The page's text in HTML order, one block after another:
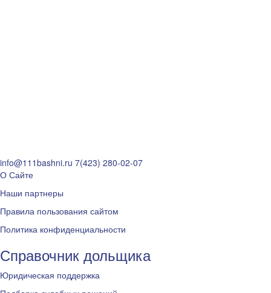
info@111bashni.ru 7(423) 280-02-07
О Сайте
Наши партнеры
Правила пользования сайтом
Политика конфиденциальности
Справочник дольщика
Юридическая поддержка